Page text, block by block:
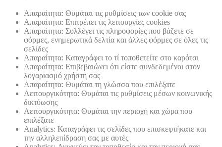
Απαραίτητα: Θυμάται τις ρυθμίσεις των cookie σας
Απαραίτητα: Επιτρέπει τις λειτουργίες cookies
Απαραίτητα: Συλλέγει τις πληροφορίες που βάζετε σε
φόρμες, ενημερωτικά δελτία και άλλες φόρμες σε όλες τις
σελίδες
Απαραίτητα: Καταγράφει το τί τοποθετείτε στο καρότσι
Απαραίτητα: Επιβεβαιώνει ότι είστε συνδεδεμένοι στον
λογαριασμό χρήστη σας
Απαραίτητα: Θυμάται τη γλώσσα που επιλέξατε
Λειτουργικότητα: Θυμάται τις ρυθμίσεις μέσων κοινωνικής
δικτύωσης
Λειτουργικότητα: Θυμάται την περιοχή και χώρα που
επιλέξατε
Analytics: Καταγράφει τις σελίδες που επισκεφτήκατε και
την αλληλεπίδραση σας με αυτές